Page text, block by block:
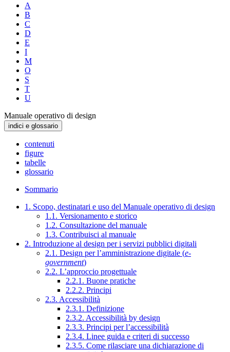
A
B
C
D
E
I
M
O
S
T
U
Manuale operativo di design
indici e glossario
contenuti
figure
tabelle
glossario
Sommario
1. Scopo, destinatari e uso del Manuale operativo di design
1.1. Versionamento e storico
1.2. Consultazione del manuale
1.3. Contribuisci al manuale
2. Introduzione al design per i servizi pubblici digitali
2.1. Design per l’amministrazione digitale (e-
government)
2.2. L’approccio progettuale
2.2.1. Buone pratiche
2.2.2. Principi
2.3. Accessibilità
2.3.1. Definizione
2.3.2. Accessibilità by design
2.3.3. Principi per l’accessibilità
2.3.4. Linee guida e criteri di successo
2.3.5. Come rilasciare una dichiarazione di